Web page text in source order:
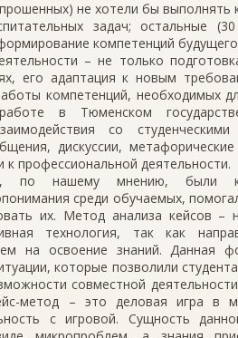
не хотели бы выполнять
задач; остальные
компетенций
– не только
его адаптация к новым
компетенций, необходимых
в Тюменском
со
дискуссии,
к профессиональной деятельности.
по нашему мнению, были
среди обучаемых,
их. Метод анализа кейсов
технология, так как
на освоение знаний. Данная
которые позволили
совместной
метод – это деловая игра в
с игровой. Сущность